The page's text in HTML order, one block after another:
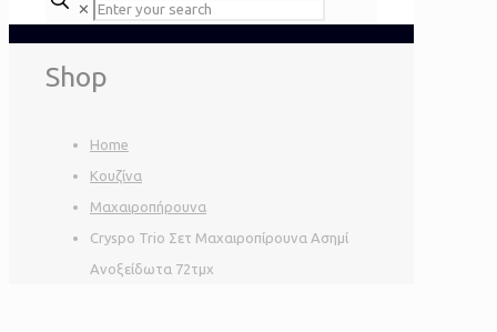
✕
Shop
Home
Κουζίνα
Μαχαιροπήρουνα
Cryspo Trio Σετ Μαχαιροπίρουνα Ασημί
Ανοξείδωτα 72τμχ